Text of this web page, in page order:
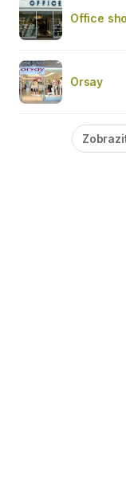
Office
Orsay